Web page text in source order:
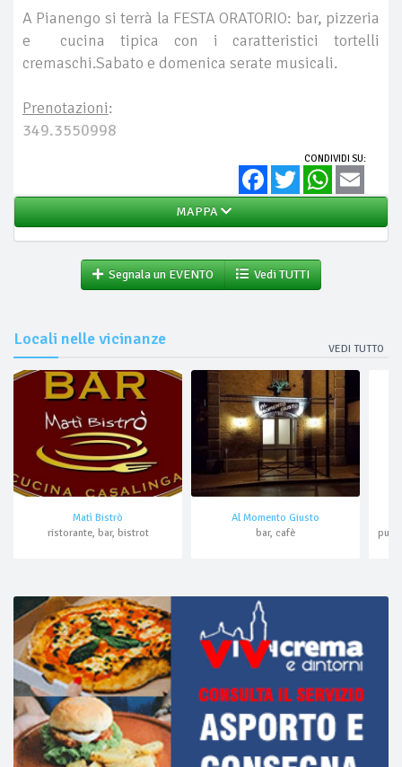
A Pianengo si terrà la FESTA ORATORIO: bar, pizzeria
e cucina tipica con i caratteristici tortelli
cremaschi.Sabato e domenica serate musicali.
Prenotazioni:
349.3550998
CONDIVIDI SU:
FacebookTwitter WhatsApp
MAPPA
Segnala un EVENTO Vedi TUTTI
Locali nelle vicinanze
VEDI TUTTO
Matì Bistrò
ristorante, bar, bistrot
Al Momento Giusto
bar, cafè